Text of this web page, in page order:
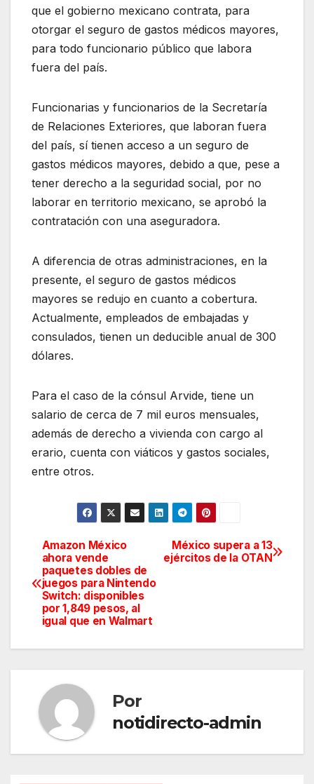
que el gobierno mexicano contrata, para
otorgar el seguro de gastos médicos mayores,
para todo funcionario público que labora
fuera del país.
Funcionarias y funcionarios de la Secretaría
de Relaciones Exteriores, que laboran fuera
del país, sí tienen acceso a un seguro de
gastos médicos mayores, debido a que, pese a
tener derecho a la seguridad social, por no
laborar en territorio mexicano, se aprobó la
contratación con una aseguradora.
A diferencia de otras administraciones, en la
presente, el seguro de gastos médicos
mayores se redujo en cuanto a cobertura.
Actualmente, empleados de embajadas y
consulados, tienen un deducible anual de 300
dólares.
Para el caso de la cónsul Arvide, tiene un
salario de cerca de 7 mil euros mensuales,
además de derecho a vivienda con cargo al
erario, cuenta con viáticos y gastos sociales,
entre otros.
Navegación
de
entradas
México supera a 13
ejércitos de la OTAN
Amazon México
ahora vende
paquetes dobles de
juegos para Nintendo
Switch: disponibles
por 1,849 pesos, al
igual que en Walmart
Por
notidirecto-admin